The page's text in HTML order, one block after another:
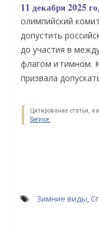
11 декабря 2025
олимпийский
допустить
до участия в
флагом и гимном.
призвала
Цитирование статьи,
Service.
Зимние виды,